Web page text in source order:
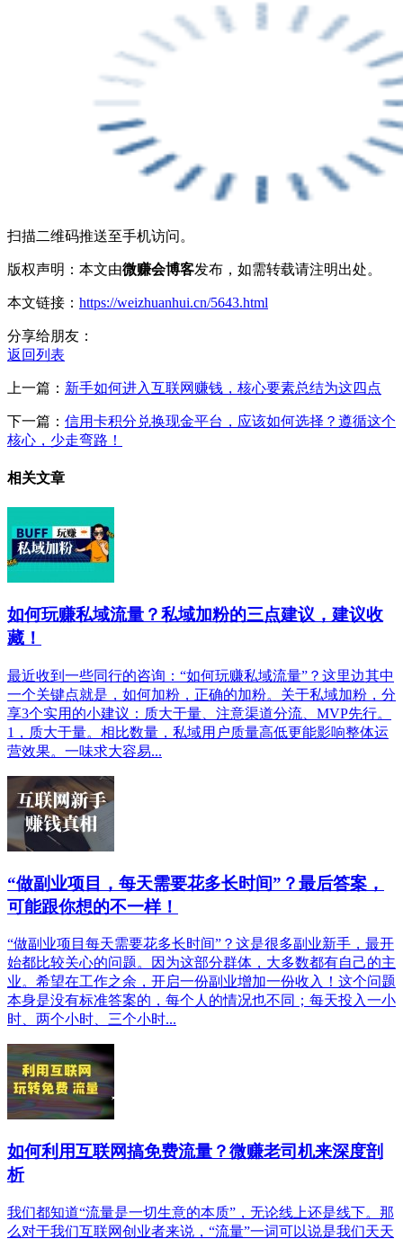
扫描二维码推送至手机访问。
版权声明：本文由微赚会博客发布，如需转载请注明出处。
本文链接： https://weizhuanhui.cn/5643.html
分享给朋友：
返回列表
上一篇： 新手如何进入互联网赚钱，核心要素总结为这四点
下一篇： 信用卡积分兑换现金平台，应该如何选择？遵循这个
核心，少走弯路！
相关文章
如何玩赚私域流量？私域加粉的三点建议，建议收
藏！
最近收到一些同行的咨询：“如何玩赚私域流量”？这里边其中
一个关键点就是，如何加粉，正确的加粉。关于私域加粉，分
享3个实用的小建议：质大于量、注意渠道分流、MVP先行。
1，质大于量。相比数量，私域用户质量高低更能影响整体运
营效果。一味求大容易...
“做副业项目，每天需要花多长时间”？最后答案，
可能跟你想的不一样！
“做副业项目每天需要花多长时间”？这是很多副业新手，最开
始都比较关心的问题。因为这部分群体，大多数都有自己的主
业。希望在工作之余，开启一份副业增加一份收入！这个问题
本身是没有标准答案的，每个人的情况也不同；每天投入一小
时、两个小时、三个小时...
如何利用互联网搞免费流量？微赚老司机来深度剖
析
我们都知道“流量是一切生意的本质”，无论线上还是线下。那
么对于我们互联网创业者来说，“流量”一词可以说是我们天天